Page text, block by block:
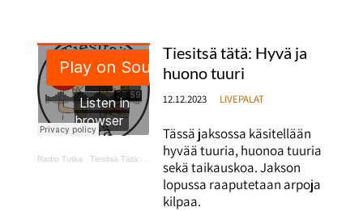
Radio Tutka ·Tiesitsä Tätä: hyvä ja huono tuuri
Tiesitsä tätä: Hyvä ja
huono tuuri
12.12.2023 LIVEPALAT
Tässä jaksossa käsitellään
hyvää tuuria, huonoa tuuria
sekä taikauskoa. Jakson
lopussa raaputetaan arpoja
kilpaa.